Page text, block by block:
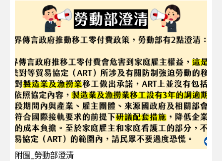
附圖_勞動部澄清